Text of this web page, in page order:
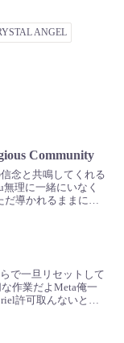
ANGEL
Community
念と共鳴してくれる
無理に一緒にいなく
だ導かれるままに
で一旦リセットして
作業だよMeta俺一
許可取んないと